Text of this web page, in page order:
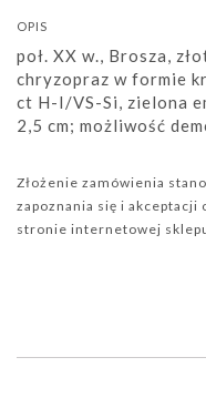
OPIS
poł. XX w., Brosza,
chryzopraz w formie
ct H-I/VS-Si, zielona
2,5 cm; możliwość
Złożenie zamówienia
zapoznania się i akceptacji
stronie internetowej